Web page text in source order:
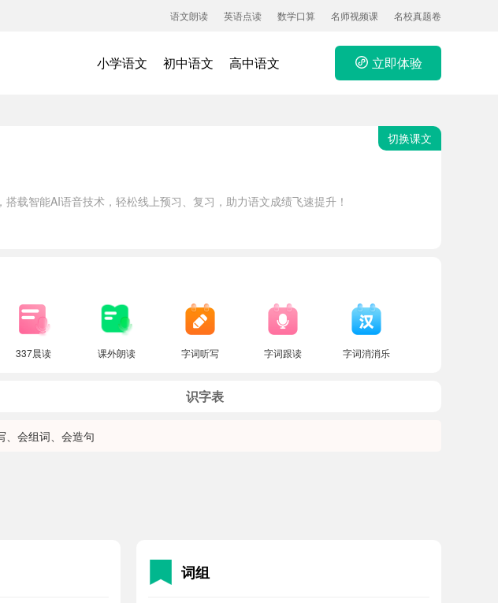
语文朗读 英语点读 数学口算 名师视频课 名校真题卷
小学语文 初中语文 高中语文 立即体验
载智能AI语音技术，轻松线上预习、复习，助力语文成绩飞速提升！
切换课文
337晨读 课外朗读 字词听写 字词跟读 字词消消乐
识字表
、会组词、会造句
词组